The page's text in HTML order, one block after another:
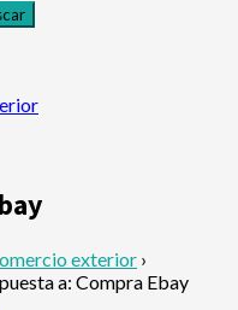
exterior ›
a: Compra Ebay